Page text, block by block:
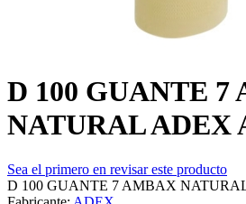
D 100 GUANTE 7
NATURAL ADEX
Sea el primero en revisar este producto
D 100 GUANTE 7 AMBAX